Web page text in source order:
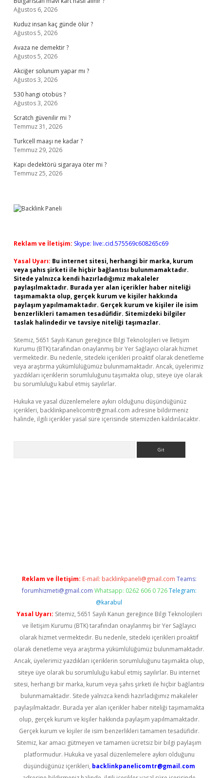
Ağustos 6, 2026
Kuduz insan kaç günde ölür ?
Ağustos 5, 2026
Avaza ne demektir ?
Ağustos 5, 2026
Akciğer solunum yapar mı ?
Ağustos 3, 2026
530 hangi otobüs ?
Ağustos 3, 2026
Scratch güvenilir mi ?
Temmuz 31, 2026
Turkcell maaşı ne kadar ?
Temmuz 29, 2026
Kapı dedektörü sigaraya öter mi ?
Temmuz 25, 2026
Reklam ve İletişim: Skype: live:.cid.575569c608265c69
Yasal Uyarı: Bu internet sitesi, herhangi bir marka, kurum
veya şahıs şirketi ile hiçbir bağlantısı bulunmamaktadır.
Sitede yalnızca kendi hazırladığımız makaleler
paylaşılmaktadır. Burada yer alan içerikler haber niteliği
taşımamakta olup, gerçek kurum ve kişiler hakkında
paylaşım yapılmamaktadır. Gerçek kurum ve kişiler ile isim
benzerlikleri tamamen tesadüfidir. Sitemizdeki bilgiler
taslak halindedir ve tavsiye niteliği taşımazlar.
Sitemiz, 5651 Sayılı Kanun gereğince Bilgi Teknolojileri ve İletişim
Kurumu (BTK) tarafından onaylanmış bir Yer Sağlayıcı olarak hizmet
vermektedir. Bu nedenle, sitedeki içerikleri proaktif olarak denetleme
veya araştırma yükümlülüğümüz bulunmamaktadır. Ancak, üyelerimiz
yazdıkları içeriklerin sorumluluğunu taşımakta olup, siteye üye olarak
bu sorumluluğu kabul etmiş sayılırlar.
Hukuka ve yasal düzenlemelere aykırı olduğunu düşündüğünüz
içerikleri, backlinkpanelicomtr@gmail.com adresine bildirmeniz
halinde, ilgili içerikler yasal süre içerisinde sitemizden kaldırılacaktır.
Reklam ve İletişim: E-mail: backlinkpaneli@gmail.com Teams:
forumhizmeti@gmail.com Whatsapp: 0262 606 0 726 Telegram:
@karabul
Yasal Uyarı: Sitemiz, 5651 Sayılı Kanun gereğince Bilgi Teknolojileri
ve İletişim Kurumu (BTK) tarafından onaylanmış bir Yer Sağlayıcı
olarak hizmet vermektedir. Bu nedenle, sitedeki içerikleri proaktif
olarak denetleme veya araştırma yükümlülüğümüz bulunmamaktadır.
Ancak, üyelerimiz yazdıkları içeriklerin sorumluluğunu taşımakta olup,
siteye üye olarak bu sorumluluğu kabul etmiş sayılırlar. Bu internet
sitesi, herhangi bir marka, kurum veya şahıs şirketi ile hiçbir bağlantısı
bulunmamaktadır. Sitede yalnızca kendi hazırladığımız makaleler
paylaşılmaktadır. Burada yer alan içerikler haber niteliği taşımamakta
olup, gerçek kurum ve kişiler hakkında paylaşım yapılmamaktadır.
Gerçek kurum ve kişiler ile isim benzerlikleri tamamen tesadüfidir.
Sitemiz, kar amacı gütmeyen ve tamamen ücretsiz bir bilgi paylaşım
platformudur. Hukuka ve yasal düzenlemelere aykırı olduğunu
düşündüğünüz içerikleri, backlinkpanelicomtr@gmail.com